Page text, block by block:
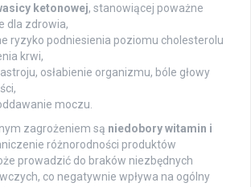
ketonowej, stanowiącej poważne
dla zdrowia,
ryzyko podniesienia poziomu cholesterolu
krwi,
osłabienie organizmu, bóle głowy
moczu.
zagrożeniem są niedobory witamin i
różnorodności produktów
prowadzić do braków niezbędnych
co negatywnie wpływa na ogólny